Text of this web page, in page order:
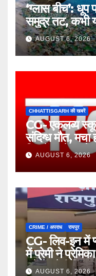
‘ग्लास बीच’: धूप
समुद्र तट, कभी
कचरा!…
AUGUST 6, 2026
CHHATTISGARH की खबरें
CG- एकलव्य
संदिग्ध मौत,
दिन में खुलेगा
AUGUST 6, 2026
CRIME / अपराध रायपुर
CG- लिव-इन में
में प्रेमी ने
घंटे में प्रेमी
AUGUST 6, 2026